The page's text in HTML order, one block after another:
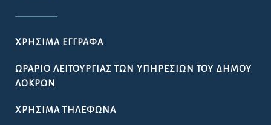
ΧΡΉΣΙΜΑ ΈΓΓΡΑΦΑ
ΩΡΆΡΙΟ ΛΕΙΤΟΥΡΓΊΑΣ ΤΩΝ ΥΠΗΡΕΣΙΏΝ ΤΟΥ ΔΉΜΟΥ
ΛΟΚΡΏΝ
ΧΡΉΣΙΜΑ ΤΗΛΈΦΩΝΑ